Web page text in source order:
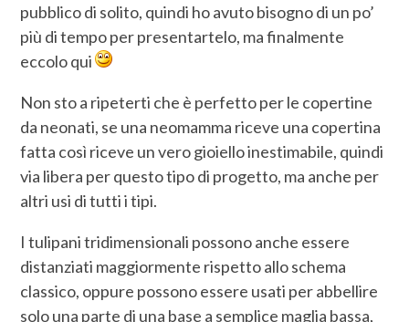
pubblico di solito, quindi ho avuto bisogno di un po’
più di tempo per presentartelo, ma finalmente
eccolo qui
Non sto a ripeterti che è perfetto per le copertine
da neonati, se una neomamma riceve una copertina
fatta così riceve un vero gioiello inestimabile, quindi
via libera per questo tipo di progetto, ma anche per
altri usi di tutti i tipi.
I tulipani tridimensionali possono anche essere
distanziati maggiormente rispetto allo schema
classico, oppure possono essere usati per abbellire
solo una parte di una base a semplice maglia bassa,